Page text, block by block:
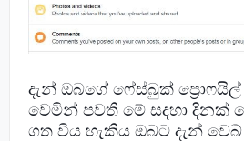
දැන් ඔබගේ ෆේස්බුක්
වෙමින් පවති මේ සදහා දිනක්
ගත විය හැකිය ඔබට දැන්